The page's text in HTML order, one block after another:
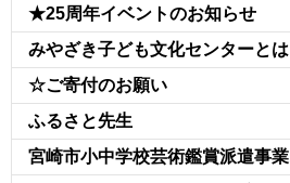
★25周年イベントのお知らせ
みやざき子ども文化センターとは
☆ご寄付のお願い
ふるさと先生
宮崎市小中学校芸術鑑賞派遣事業